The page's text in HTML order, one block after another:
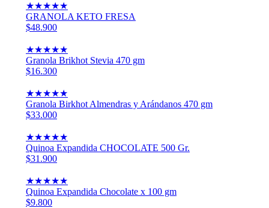
★★★★★
GRANOLA KETO FRESA
$48.900
★★★★★
Granola Brikhot Stevia 470 gm
$16.300
★★★★★
Granola Birkhot Almendras y Arándanos 470 gm
$33.000
★★★★★
Quinoa Expandida CHOCOLATE 500 Gr.
$31.900
★★★★★
Quinoa Expandida Chocolate x 100 gm
$9.800